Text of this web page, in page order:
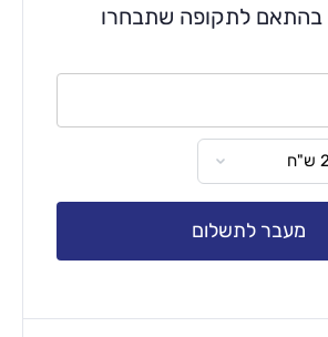
בהתאם לתקופה שתבחרו
מעבר לתשלום